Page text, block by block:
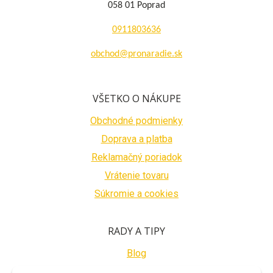
058 01 Poprad
0911803636
obchod@pronaradie.sk
VŠETKO O NÁKUPE
Obchodné podmienky
Doprava a platba
Reklamačný poriadok
Vrátenie tovaru
Súkromie a cookies
RADY A TIPY
Blog